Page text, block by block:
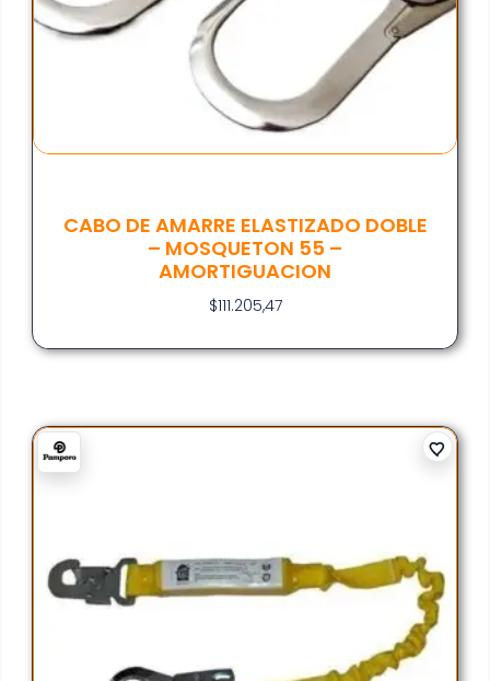
CABO DE AMARRE ELASTIZADO DOBLE
– MOSQUETON 55 –
AMORTIGUACION
$111.205,47